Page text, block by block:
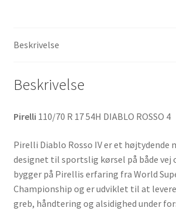
Beskrivelse
Beskrivelse
Pirelli 110/70 R 17 54H DIABLO ROSSO 4
Pirelli Diablo Rosso IV er et
designet til sportslig kørsel på både vej
bygger på Pirellis erfaring fra World
Championship og er udviklet til at
greb, håndtering og alsidighed under